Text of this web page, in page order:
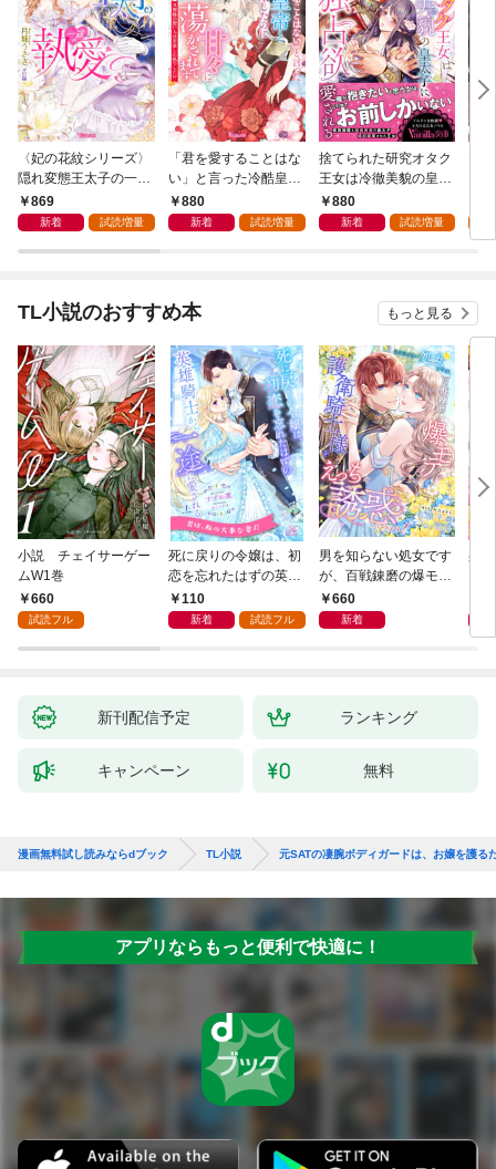
〈妃の花紋シリーズ〉
隠れ変態王太子の一途
な執愛～運命の令嬢は
甘い罠から逃げられま
869
新着 試読増量
「君を愛することはな
い」と言った冷酷皇帝
と政略結婚したのに
甘々に蕩かされてます
880
新着 試読増量
捨てられた研究オタク
王女は冷徹美貌の皇太
子に強独占欲で愛され
る
880
新着 試読増量
TL小説のおすすめ本 もっと見る
小説 チェイサーゲー
ムW1巻
660
試読フル
死に戻りの令嬢は、初
恋を忘れたはずの英雄
騎士から一途に愛され
る【１】
110
新着 試読フル
男を知らない処女です
が、百戦錬磨の爆モテ
護衛騎士様をえっちに
誘惑してみます！
660
新着
身
を
新刊配信予定 ランキング
キャンペーン 無料
漫画無料試し読みならdブック TL小説 元SATの凄腕ボディガードは、お嬢を護る
アプリならもっと便利で快適に！